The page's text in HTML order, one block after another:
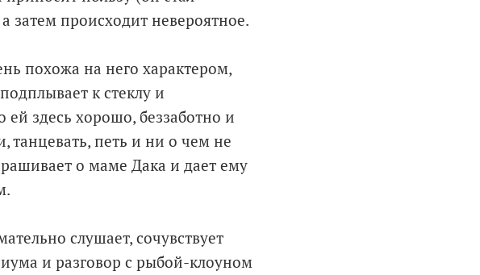
затем происходит невероятное.
похожа на него характером,
к стеклу и
ей здесь хорошо, беззаботно и
танцевать, петь и ни о чем не
о маме Дака и дает ему
слушает, сочувствует
и разговор с рыбой-клоуном